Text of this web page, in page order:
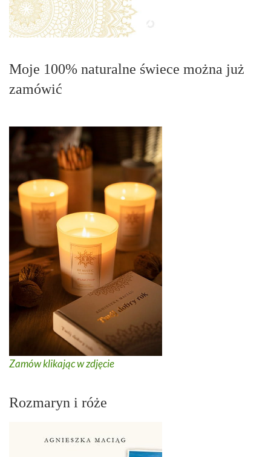
Moje 100% naturalne świece można już
zamówić
Zamów klikając w zdjęcie
Rozmaryn i róże